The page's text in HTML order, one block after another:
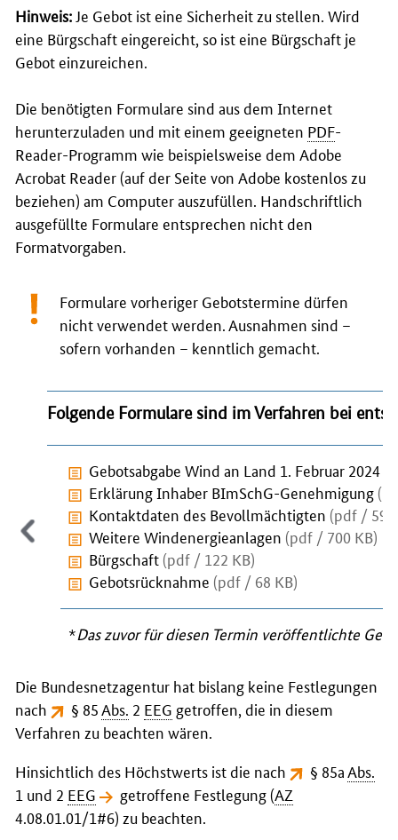
Hinweis: Je Gebot ist eine Sicherheit zu stellen. Wird
eine Bürgschaft eingereicht, so ist eine Bürgschaft je
Gebot einzureichen.
Die benötigten Formulare sind aus dem Internet
herunterzuladen und mit einem geeigneten PDF-
Reader-Programm wie beispielsweise dem Adobe
Acrobat Reader(auf der Seite von Adobe kostenlos zu
beziehen) am Computerauszufüllen. Handschriftlich
ausgefüllte Formulare entsprechen nicht den
Formatvorgaben.
Formulare vorheriger Gebotstermine dürfen
nicht verwendet werden. Ausnahmen sind –
sofern vorhanden – kenntlich gemacht.
Folgende Formulare sind im Verfahren bei
*Das zuvor für diesen Termin veröffentlichte
Gebotsabgabe Wind an Land 1. Februar 2024
Erklärung Inhaber BImSchG-Genehmigung
Kontaktdaten des Bevollmächtigten (pdf / 599
Weitere Windenergieanlagen (pdf / 700 KB)
Bürgschaft (pdf / 122 KB)
Gebotsrücknahme (pdf / 68 KB)
Die Bundesnetzagentur hat bislang keine Festlegungen
nach
§ 85Abs. 2 EEG getroffen, die in diesem
Verfahren zu beachten wären.
Hinsichtlich des Höchstwerts ist die nach
§ 85aAbs.
1 und 2 EEG getroffene Festlegung(AZ
4.08.01.01/1#6) zu beachten.